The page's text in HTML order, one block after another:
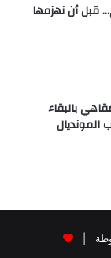
قبل أن نهزمها
بالبقاء